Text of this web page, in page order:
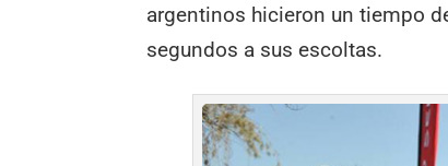
argentinos hicieron un tiempo
segundos a sus escoltas.